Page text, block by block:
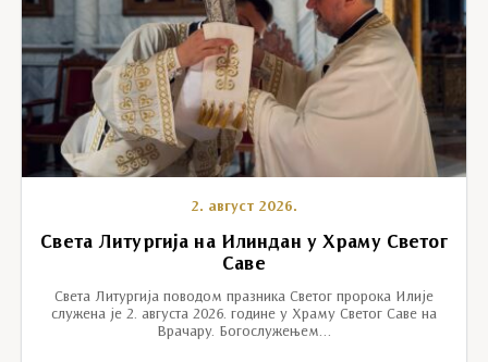
2. август 2026.
Света Литургија на Илиндан у Храму Светог
Саве
Света Литургија поводом празника Светог пророка Илије
служена је 2. августа 2026. године у Храму Светог Саве на
Врачару. Богослужењем…